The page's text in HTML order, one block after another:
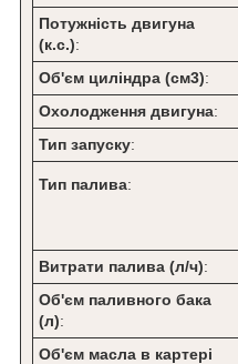
Потужність двигуна
(к.с.):
Об'єм циліндра (см3):
Охолодження двигуна:
Тип запуску:
Тип палива:
Витрати палива (л/ч):
Об'єм паливного бака
(л):
Об'єм масла в картері